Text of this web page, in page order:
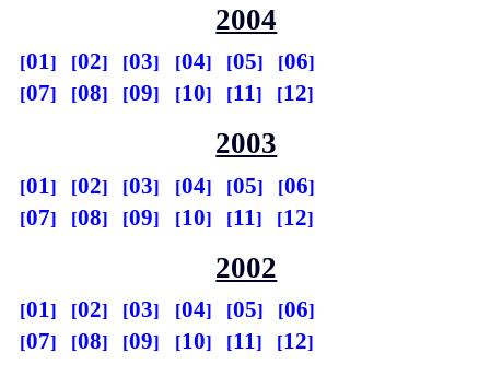
2004
01 02 03 04 05
06
07
08 09 10 11 12
2003
01 02 03 04 05
06
07
08 09 10 11 12
2002
01 02 03 04 05
06
07
08 09 10 11 12